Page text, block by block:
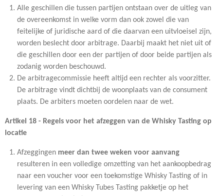
Alle geschillen die tussen partijen ontstaan over de uitleg van
de overeenkomst in welke vorm dan ook zowel die van
feitelijke of juridische aard of die daarvan een uitvloeisel zijn,
worden beslecht door arbitrage. Daarbij maakt het niet uit of
die geschillen door een der partijen of door beide partijen als
zodanig worden beschouwd.
De arbitragecommissie heeft altijd een rechter als voorzitter.
De arbitrage vindt dichtbij de woonplaats van de consument
plaats. De arbiters moeten oordelen naar de wet.
Artikel 18 - Regels voor het afzeggen van de Whisky Tasting op
locatie
Afzeggingen meer dan twee weken voor aanvang
resulteren in een volledige omzetting van het aankoopbedrag
naar een voucher voor een toekomstige Whisky Tasting of in
levering van een Whisky Tubes Tasting pakketje op het